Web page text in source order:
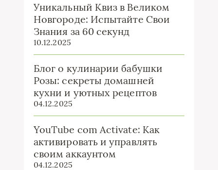
Уникальный Квиз в Великом
Новгороде: Испытайте Свои
Знания за 60 секунд
10.12.2025
Блог о кулинарии бабушки
Розы: секреты домашней
кухни и уютных рецептов
04.12.2025
YouTube com Activate: Как
активировать и управлять
своим аккаунтом
04.12.2025